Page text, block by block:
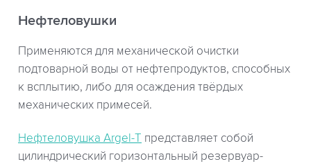
Нефтеловушки
Применяются для механической очистки
подтоварной воды от нефтепродуктов, способных
к всплытию, либо для осаждения твёрдых
механических примесей.
Нефтеловушка Argel-T представляет собой
цилиндрический горизонтальный резервуар-